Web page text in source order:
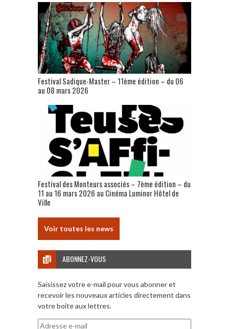
Festival Sadique-Master – 11ème édition – du 06
au 08 mars 2026
Festival des Monteurs associés – 7ème édition – du
11 au 16 mars 2026 au Cinéma Luminor Hôtel de
Ville
Voir toutes les news
ABONNEZ-VOUS
Saisissez votre e-mail pour vous abonner et
recevoir les nouveaux articles directement dans
votre boite aux lettres.
Adresse